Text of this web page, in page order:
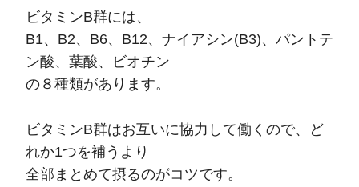
ビタミンB群には、
B1、B2、B6、B12、ナイアシン(B3)、パントテ
ン酸、葉酸、ビオチン
の８種類があります。
ビタミンB群はお互いに協力して働くので、ど
れか1つを補うより
全部まとめて摂るのがコツです。